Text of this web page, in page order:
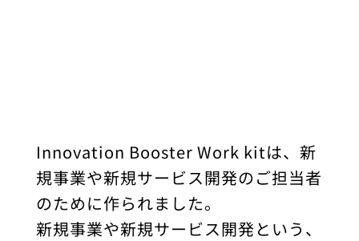
Innovation Booster Work kitは、新
規事業や新規サービス開発のご担当者
のために作られました。
新規事業や新規サービス開発という、